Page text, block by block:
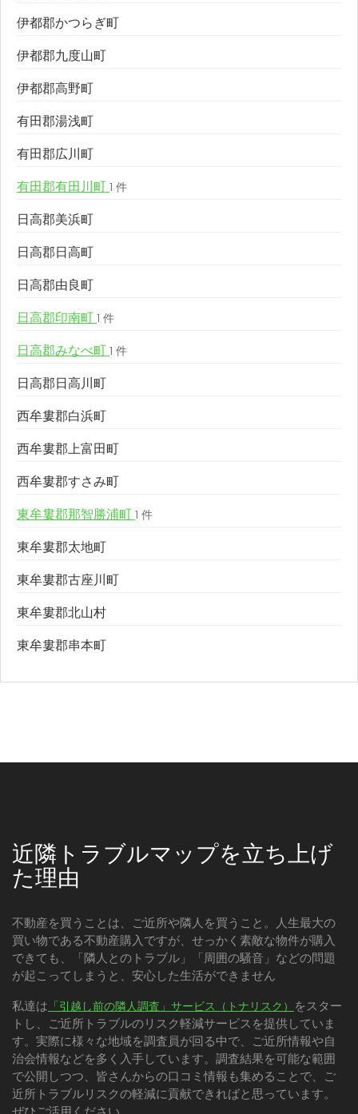
伊都郡かつらぎ町
伊都郡九度山町
伊都郡高野町
有田郡湯浅町
有田郡広川町
有田郡有田川町 1 件
日高郡美浜町
日高郡日高町
日高郡由良町
日高郡印南町 1 件
日高郡みなべ町 1 件
日高郡日高川町
西牟婁郡白浜町
西牟婁郡上富田町
西牟婁郡すさみ町
東牟婁郡那智勝浦町 1 件
東牟婁郡太地町
東牟婁郡古座川町
東牟婁郡北山村
東牟婁郡串本町
近隣トラブルマップを立ち上げ
た理由
不動産を買うことは、ご近所や隣人を買うこと。人生最大の
買い物である不動産購入ですが、せっかく素敵な物件が購入
できても、「隣人とのトラブル」「周囲の騒音」などの問題
が起こってしまうと、安心した生活ができません
私達は 「引越し前の隣人調査」サービス（トナリスク） をスター
トし、ご近所トラブルのリスク軽減サービスを提供していま
す。実際に様々な地域を調査員が回る中で、ご近所情報や自
治会情報などを多く入手しています。調査結果を可能な範囲
で公開しつつ、皆さんからの口コミ情報も集めることで、ご
近所トラブルリスクの軽減に貢献できればと思っています。